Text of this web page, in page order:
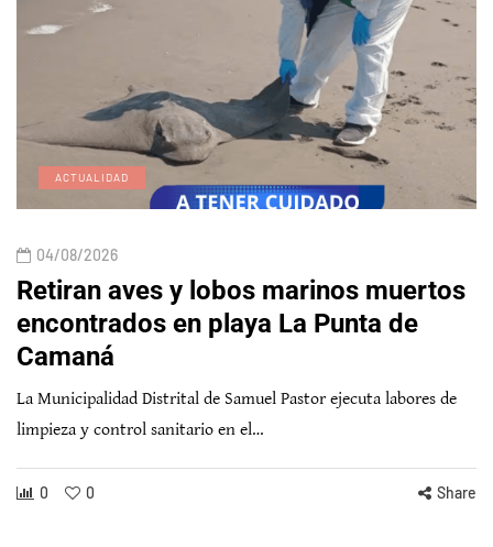
ACTUALIDAD
04/08/2026
Retiran aves y lobos marinos muertos
encontrados en playa La Punta de
Camaná
La Municipalidad Distrital de Samuel Pastor ejecuta labores de
limpieza y control sanitario en el…
0 0 Share